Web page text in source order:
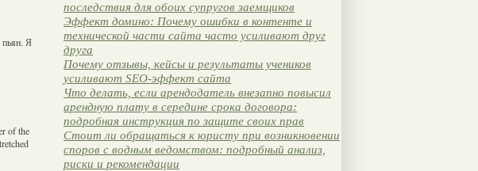
последствия для обоих супругов заемщиков
Эффект домино: Почему ошибки в контенте и
технической части сайта часто усиливают друг
друга
Почему отзывы, кейсы и результаты учеников
усиливают SEO-эффект сайта
Что делать, если арендодатель внезапно повысил
арендную плату в середине срока договора:
подробная инструкция по защите своих прав
Стоит ли обращаться к юристу при возникновении
споров с водным ведомством: подробный анализ,
риски и рекомендации
пьян. Я
of the